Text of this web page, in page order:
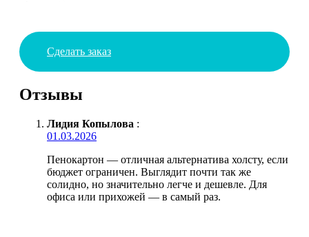
Сделать заказ
Отзывы
Лидия Копылова :
01.03.2026
Пенокартон — отличная альтернатива холсту, если
бюджет ограничен. Выглядит почти так же
солидно, но значительно легче и дешевле. Для
офиса или прихожей — в самый раз.